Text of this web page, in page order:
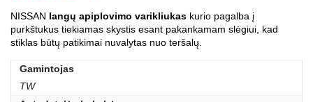
NISSAN langų apiplovimo varikliukas kurio pagalba į
purkštukus tiekiamas skystis esant pakankamam slėgiui, kad
stiklas būtų patikimai nuvalytas nuo teršalų.
Gamintojas
TW